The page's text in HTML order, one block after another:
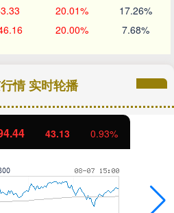
20.01% 17.26%
20.00% 7.68%
情 实时轮播
11.37 1.01%